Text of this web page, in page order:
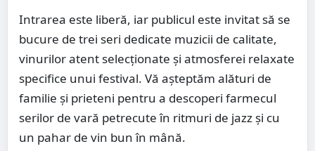
Intrarea este liberă, iar publicul este invitat să se
bucure de trei seri dedicate muzicii de calitate,
vinurilor atent selecționate și atmosferei relaxate
specifice unui festival. Vă așteptăm alături de
familie și prieteni pentru a descoperi farmecul
serilor de vară petrecute în ritmuri de jazz și cu
un pahar de vin bun în mână.